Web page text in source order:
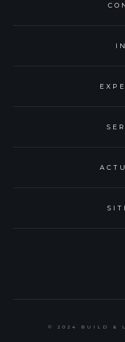
© 2024 BUILD &